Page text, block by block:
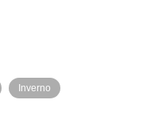
Inverno